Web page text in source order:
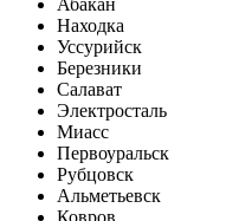
Абакан
Находка
Уссурийск
Березники
Салават
Электросталь
Миасс
Первоуральск
Рубцовск
Альметьевск